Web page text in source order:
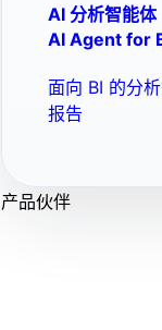
AI 分析智能体
AI Agent for
面向 BI 的分
报告
产品伙伴